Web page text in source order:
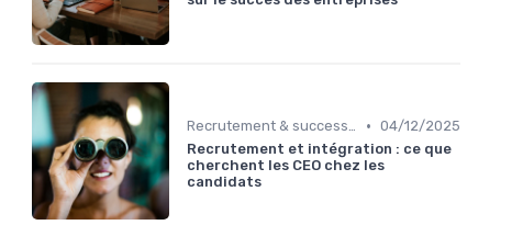
Recrutement & succession du dirigeant • 04/12/2025
Recrutement et intégration : ce que
cherchent les CEO chez les
candidats